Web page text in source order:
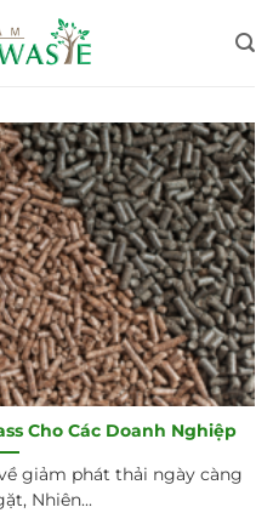
Cho Các Doanh Nghiệp
giảm phát thải ngày càng
Nhiên...